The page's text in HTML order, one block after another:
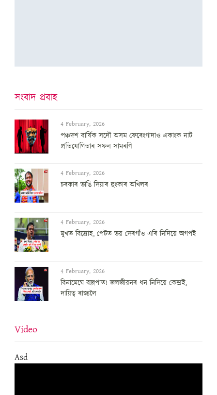
সংবাদ প্ৰবাহ
4 February, 2026
পঞ্চদশ বার্ষিক সদৌ অসম ফেৰেংগাদাও একাংক নাট
প্রতিযোগিতাৰ সফল সামৰণি
4 February, 2026
চৰকাৰ ভাঙি দিয়াৰ হুংকাৰ অখিলৰ
4 February, 2026
মুখত বিদ্ৰোহ, পেটত ভয় দেৰগাঁও এৰি নিদিয়ে অগপই
4 February, 2026
বিনামেঘে বজ্ৰপাত! জলজীৱনৰ ধন নিদিয়ে কেন্দ্ৰই,
দায়িত্ব ৰাজ্যলৈ
Video
Asd